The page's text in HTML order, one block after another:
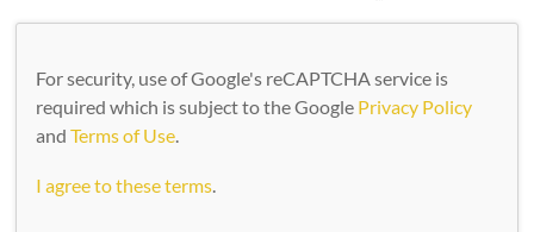
For security, use of Google's reCAPTCHA service is
required which is subject to the Google Privacy Policy
andTerms of Use.
I agree to these terms